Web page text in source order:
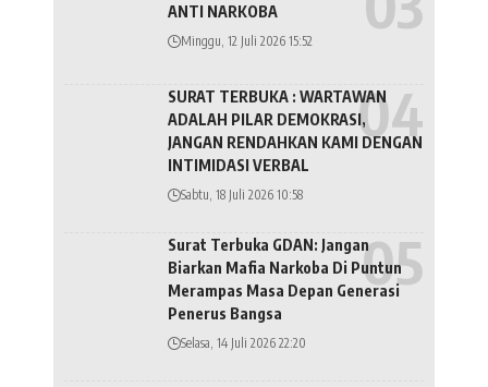
ANTI NARKOBA
Minggu, 12 Juli 2026 15:52
SURAT TERBUKA : WARTAWAN
ADALAH PILAR DEMOKRASI,
JANGAN RENDAHKAN KAMI DENGAN
INTIMIDASI VERBAL
Sabtu, 18 Juli 2026 10:58
Surat Terbuka GDAN: Jangan
Biarkan Mafia Narkoba Di Puntun
Merampas Masa Depan Generasi
Penerus Bangsa
Selasa, 14 Juli 2026 22:20